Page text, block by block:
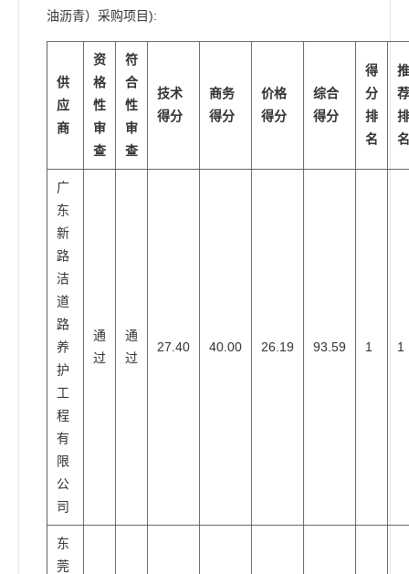
油沥青）采购项目):
供
应
商
资
格
性
审
查
符
合
性
审
查
技术
得分
商务
得分
价格
得分
综合
得分
得
分
排
名
推
荐
排
名
广
东
新
路
洁
道
路
养
护
工
程
有
限
公
司
通
过
通
过
27.40 40.00 26.19 93.59 1 1
东
莞